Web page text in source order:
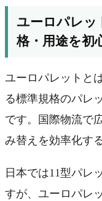
ユーロパレッ
格・用途を初
ユーロパレットと
る標準規格のパレ
です。国際物流で
み替えを効率化す
日本では11型パレ
すが、ユーロパレ